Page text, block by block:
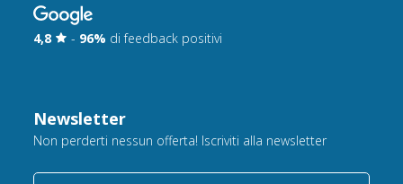
4,8 - 96% di feedback positivi
Newsletter
Non perderti nessun offerta! Iscriviti alla newsletter